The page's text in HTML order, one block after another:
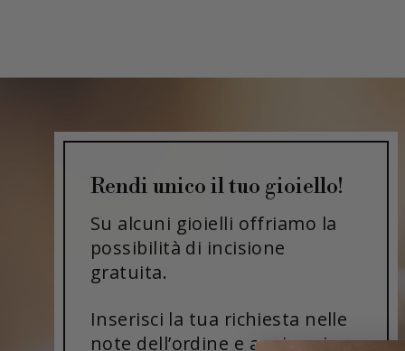
Rendi unico il tuo gioiello!
Su alcuni gioielli offriamo la
possibilità di incisione
gratuita.
Inserisci la tua richiesta nelle
note dell’ordine e aggiungi un